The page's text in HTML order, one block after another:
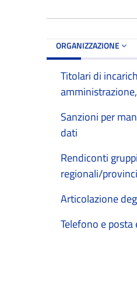
ORGANIZZAZIONE
Titolari di
Sanzioni per
dati
Rendiconti
regionali/
Articolazione
Telefono e